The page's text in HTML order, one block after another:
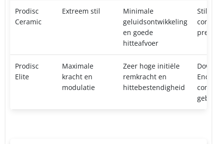
Prodisc
Ceramic
Extreem stil
Minimale
geluidsontwikkeling
en goede
hitteafvoer
Stilte
Prodisc
Elite
Maximale
kracht en
modulatie
Zeer hoge initiële
remkracht en
hittebestendigheid